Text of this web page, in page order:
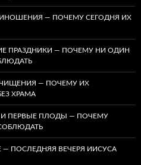
— ПОЧЕМУ СЕГОДНЯ ИХ
ПРАЗДНИКИ — ПОЧЕМУ НИ ОДИН
— ПОЧЕМУ ИХ
ХРАМА
И ПЕРВЫЕ ПЛОДЫ — ПОЧЕМУ
— ПОСЛЕДНЯЯ ВЕЧЕРЯ ИИСУСА